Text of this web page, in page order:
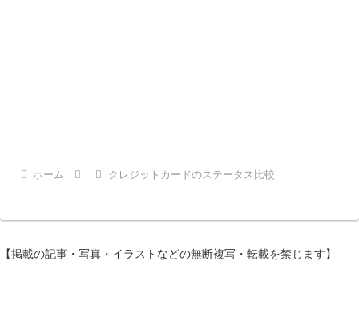
ホーム クレジットカードのステータス比較
【掲載の記事・写真・イラストなどの無断複写・転載を禁じます】